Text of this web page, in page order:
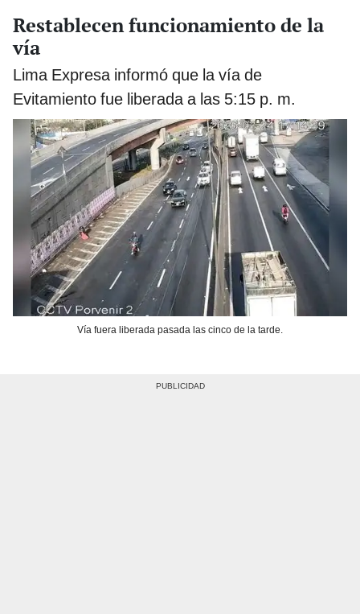
Restablecen funcionamiento de la
vía
Lima Expresa informó que la vía de
Evitamiento fue liberadaa las 5:15 p. m.
Vía fuera liberada pasada las cinco de la tarde.